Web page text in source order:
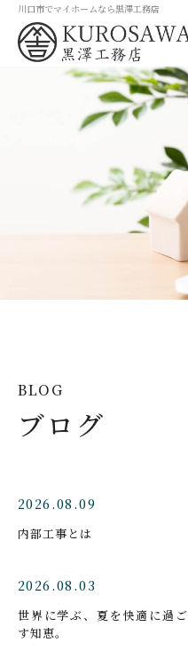
川口市でマイホームなら黒澤工務店
BLOG
ブログ
2026.08.09
内部工事とは
2026.08.03
世界に学ぶ、夏を快適に過ご
す知恵。